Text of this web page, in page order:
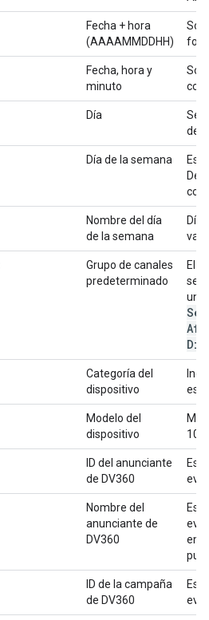
Fecha + hora
(AAAAMMDDHH)
Son
Fecha, hora y
minuto
Son
con
Día
Se
del
Día de la semana
Es
Nombre del día
de la semana
Día
Grupo de canales
predeterminado
El
se
una
Categoría del
dispositivo
Modelo del
dispositivo
ID del anunciante
de DV360
Es
Nombre del
anunciante de
DV360
Es
ID de la campaña
de DV360
Es